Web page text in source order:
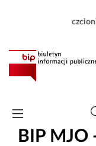
BIP MJO